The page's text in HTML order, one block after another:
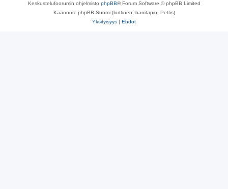
Keskustelufoorumin ohjelmisto phpBB® Forum Software © phpBB Limited
Käännös: phpBB Suomi (lurttinen, harritapio, Pettis)
Yksityisyys | Ehdot